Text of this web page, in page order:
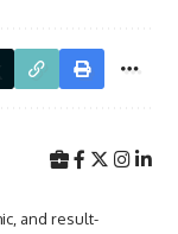
and result-